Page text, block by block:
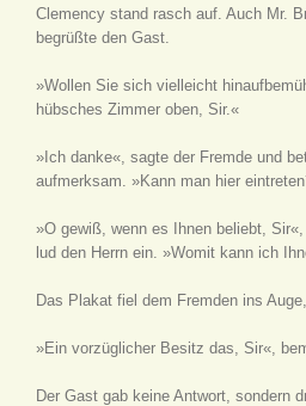
Clemency stand rasch auf. Auch Mr.
begrüßte den Gast.
»Wollen Sie sich vielleicht
hübsches Zimmer oben, Sir.«
»Ich danke«, sagte der Fremde und
aufmerksam. »Kann man hier
»O gewiß, wenn es Ihnen beliebt,
lud den Herrn ein. »Womit kann ich
Das Plakat fiel dem Fremden ins
»Ein vorzüglicher Besitz das, Sir«,
Der Gast gab keine Antwort, sondern